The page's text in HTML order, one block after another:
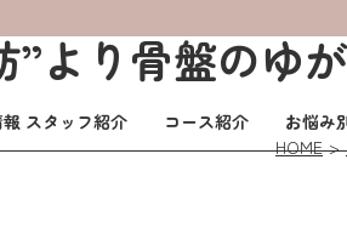
スタッフ紹介 コース紹介 お悩み
より骨盤のゆ
HOME